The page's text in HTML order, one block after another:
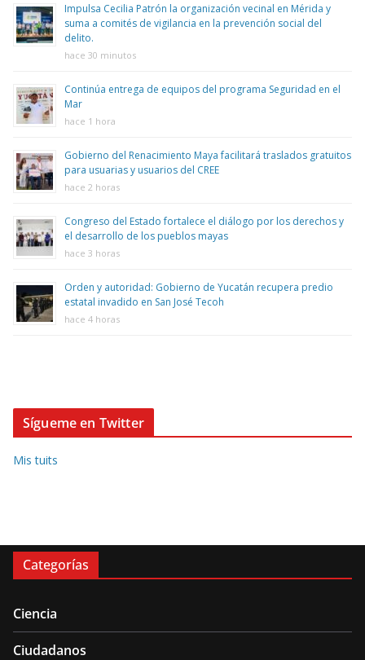
Impulsa Cecilia Patrón la organización vecinal en Mérida y
suma a comités de vigilancia en la prevención social del
delito.
hace 30 minutos
Continúa entrega de equipos del programa Seguridad en el
Mar
hace 1 hora
Gobierno del Renacimiento Maya facilitará traslados gratuitos
para usuarias y usuarios del CREE
hace 2 horas
Congreso del Estado fortalece el diálogo por los derechos y
el desarrollo de los pueblos mayas
hace 3 horas
Orden y autoridad: Gobierno de Yucatán recupera predio
estatal invadido en San José Tecoh
hace 4 horas
Sígueme en Twitter
Mis tuits
Categorías
Ciencia
Ciudadanos